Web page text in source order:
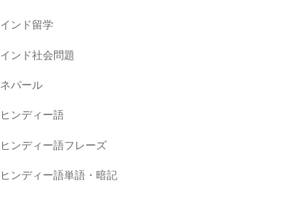
インド留学
インド社会問題
ネパール
ヒンディー語
ヒンディー語フレーズ
ヒンディー語単語・暗記